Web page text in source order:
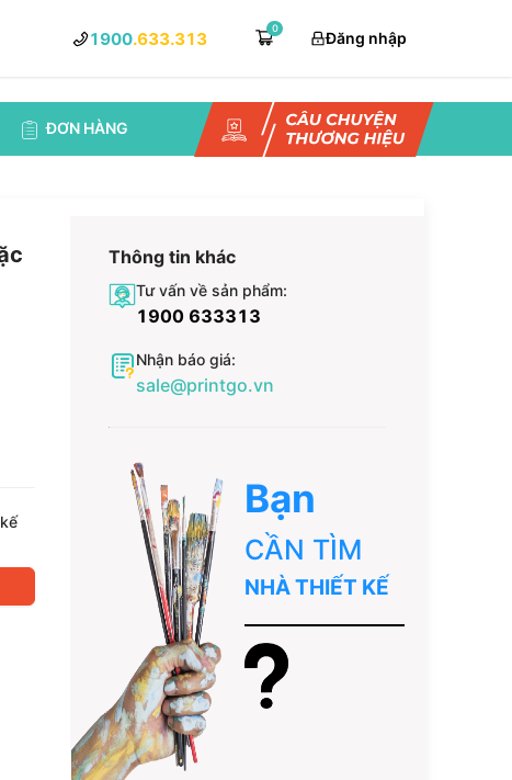
1900.633.313
0
Đăng nhập
ĐƠN HÀNG
Thông tin khác
Tư vấn về sản phẩm:
1900 633313
Nhận báo giá:
sale@printgo.vn
Bạn
CẦN TÌM
NHÀ THIẾT KẾ